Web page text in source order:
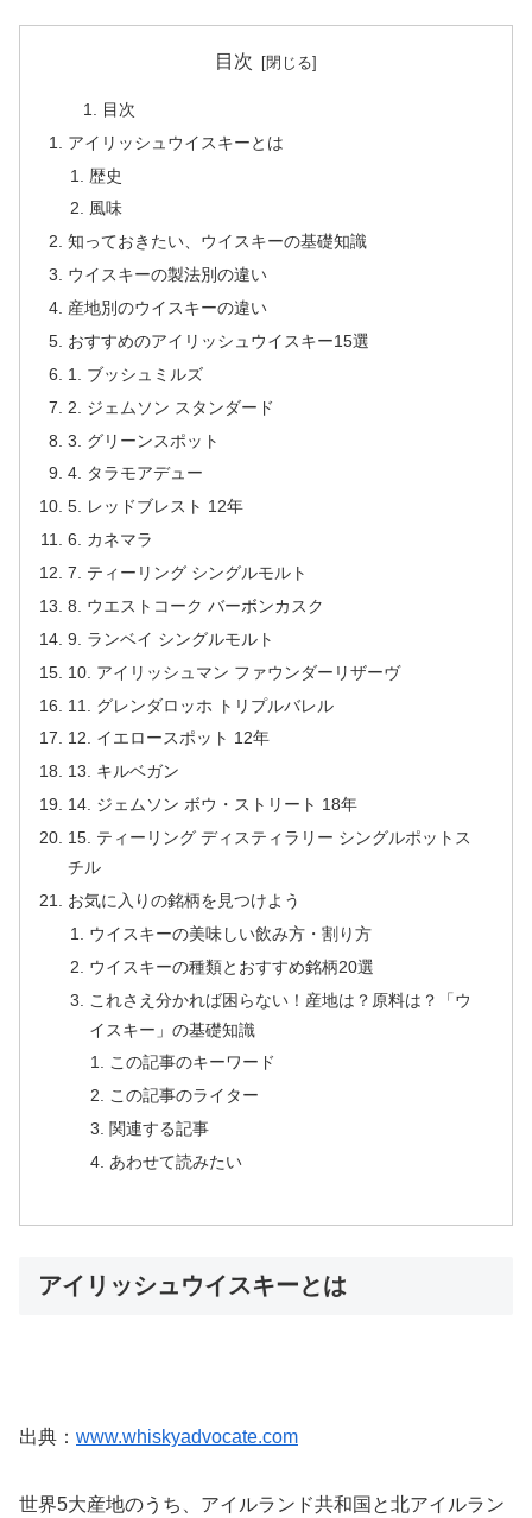
目次
目次
アイリッシュウイスキーとは
歴史
風味
知っておきたい、ウイスキーの基礎知識
ウイスキーの製法別の違い
産地別のウイスキーの違い
おすすめのアイリッシュウイスキー15選
1. ブッシュミルズ
2. ジェムソン スタンダード
3. グリーンスポット
4. タラモアデュー
5. レッドブレスト 12年
6. カネマラ
7. ティーリング シングルモルト
8. ウエストコーク バーボンカスク
9. ランベイ シングルモルト
10. アイリッシュマン ファウンダーリザーヴ
11. グレンダロッホ トリプルバレル
12. イエロースポット 12年
13. キルベガン
14. ジェムソン ボウ・ストリート 18年
15. ティーリング ディスティラリー シングルポットス
チル
お気に入りの銘柄を見つけよう
ウイスキーの美味しい飲み方・割り方
ウイスキーの種類とおすすめ銘柄20選
これさえ分かれば困らない！産地は？原料は？「ウ
イスキー」の基礎知識
この記事のキーワード
この記事のライター
関連する記事
あわせて読みたい
アイリッシュウイスキーとは
出典： www.whiskyadvocate.com
世界5大産地のうち、アイルランド共和国と北アイルラン